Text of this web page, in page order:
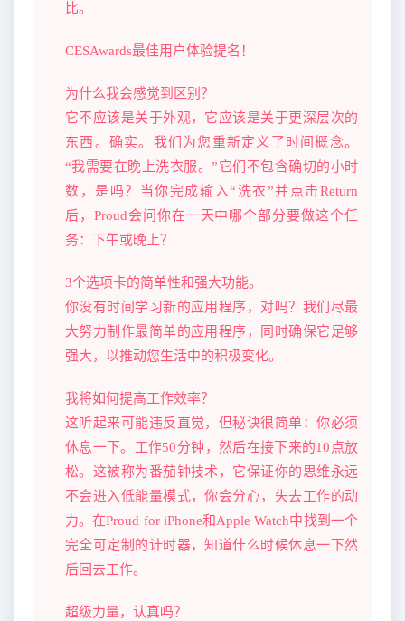
比。
CESAwards最佳用户体验提名！
为什么我会感觉到区别？
它不应该是关于外观，它应该是关于更深层次的
东西。确实。我们为您重新定义了时间概念。
“我需要在晚上洗衣服。”它们不包含确切的小时
数，是吗？当你完成输入“洗衣”并点击Return
后，Proud会问你在一天中哪个部分要做这个任
务：下午或晚上？
3个选项卡的简单性和强大功能。
你没有时间学习新的应用程序，对吗？我们尽最
大努力制作最简单的应用程序，同时确保它足够
强大，以推动您生活中的积极变化。
我将如何提高工作效率？
这听起来可能违反直觉，但秘诀很简单：你必须
休息一下。工作50分钟，然后在接下来的10点放
松。这被称为番茄钟技术，它保证你的思维永远
不会进入低能量模式，你会分心，失去工作的动
力。在Proud for iPhone和Apple Watch中找到一个
完全可定制的计时器，知道什么时候休息一下然
后回去工作。
超级力量，认真吗？